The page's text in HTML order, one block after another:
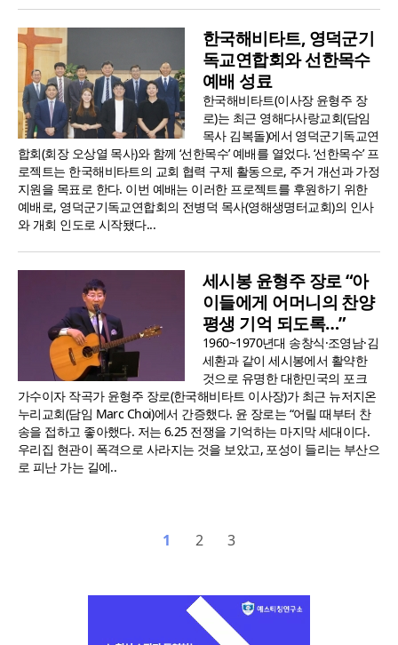
한국해비타트, 영덕군기
독교연합회와 선한목수
예배 성료
한국해비타트(이사장 윤형주 장
로)는 최근 영해다사랑교회(담임
목사 김복돌)에서 영덕군기독교연
합회(회장 오상열 목사)와 함께 ‘선한목수’ 예배를 열었다. ‘선한목수’ 프
로젝트는 한국해비타트의 교회 협력 구제 활동으로, 주거 개선과 가정
지원을 목표로 한다. 이번 예배는 이러한 프로젝트를 후원하기 위한
예배로, 영덕군기독교연합회의 전병덕 목사(영해생명터교회)의 인사
와 개회 인도로 시작됐다...
세시봉 윤형주 장로 “아
이들에게 어머니의 찬양
평생 기억 되도록…”
1960~1970년대 송창식·조영남·김
세환과 같이 세시봉에서 활약한
것으로 유명한 대한민국의 포크
가수이자 작곡가 윤형주 장로(한국해비타트 이사장)가 최근 뉴저지온
누리교회(담임 Marc Choi)에서 간증했다. 윤 장로는 “어릴 때부터 찬
송을 접하고 좋아했다. 저는 6.25 전쟁을 기억하는 마지막 세대이다.
우리집 현관이 폭격으로 사라지는 것을 보았고, 포성이 들리는 부산으
로 피난 가는 길에..
1 2 3